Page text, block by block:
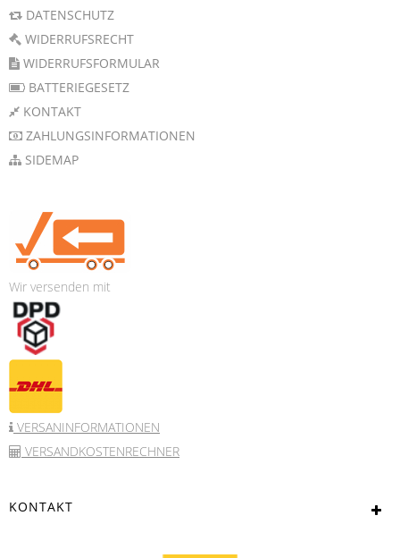
DATENSCHUTZ
WIDERRUFSRECHT
WIDERRUFSFORMULAR
BATTERIEGESETZ
KONTAKT
ZAHLUNGSINFORMATIONEN
SIDEMAP
Wir versenden mit
VERSANINFORMATIONEN
VERSANDKOSTENRECHNER
KONTAKT